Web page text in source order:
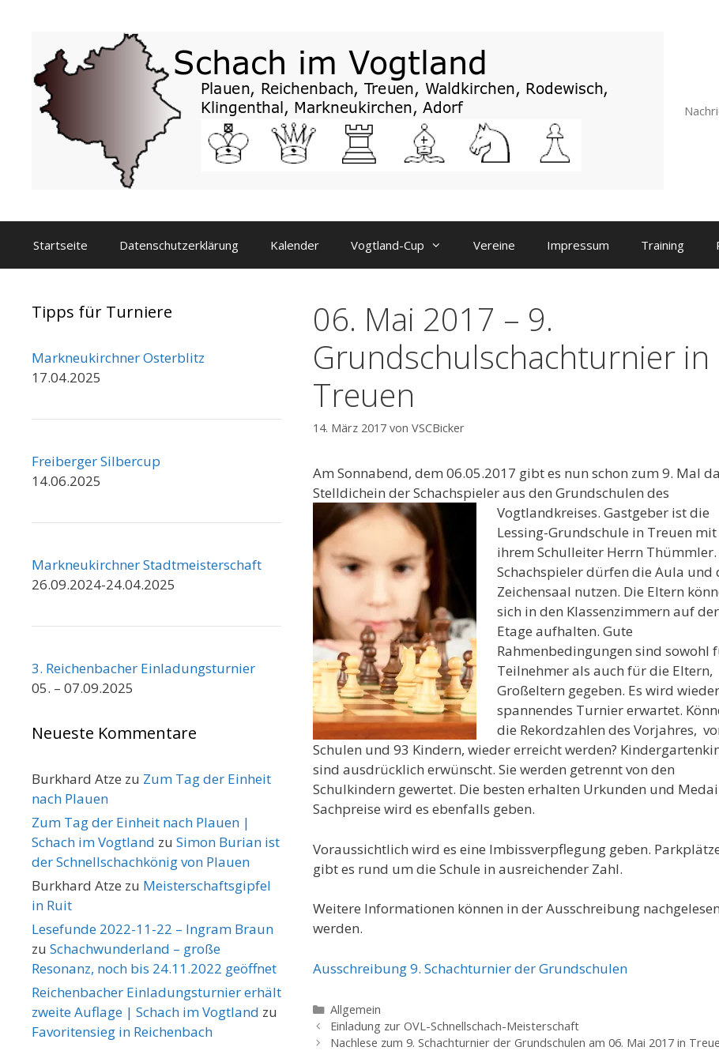
Startseite Datenschutzerklärung Kalender Vogtland-Cup Vereine Impressum Training
06. Mai 2017 – 9.
Grundschulschachturnier in
Treuen
14. März 2017 von VSCBicker
Am Sonnabend, dem 06.05.2017 gibt es nun schon zum 9. Mal
Stelldichein der Schachspieler aus den Grundschulen des
Vogtlandkreises. Gastgeber ist die
Lessing-Grundschule in Treuen mit
ihrem Schulleiter Herrn Thümmler.
Schachspieler dürfen die Aula und
Zeichensaal nutzen. Die Eltern
sich in den Klassenzimmern auf der
Etage aufhalten. Gute
Rahmenbedingungen sind sowohl
Teilnehmer als auch für die Eltern,
Großeltern gegeben. Es wird
spannendes Turnier erwartet.
die Rekordzahlen des Vorjahres,
Schulen und 93 Kindern, wieder erreicht werden?
sind ausdrücklich erwünscht. Sie werden getrennt von den
Schulkindern gewertet. Die besten erhalten Urkunden und
Sachpreise wird es ebenfalls geben.
Voraussichtlich wird es eine Imbissverpflegung geben.
gibt es rund um die Schule in ausreichender Zahl.
Weitere Informationen können in der Ausschreibung nachgelesen
werden.
Ausschreibung 9. Schachturnier der Grundschulen
Kategorien
Allgemein
Einladung zur OVL-Schnellschach-Meisterschaft
Nachlese zum 9. Schachturnier der Grundschulen am 06. Mai 2017 in
Tipps für Turniere
Markneukirchner Osterblitz
17.04.2025
Freiberger Silbercup
14.06.2025
Markneukirchner Stadtmeisterschaft
26.09.2024-24.04.2025
3. Reichenbacher Einladungsturnier
05. – 07.09.2025
Neueste Kommentare
Burkhard Atze zu Zum Tag der Einheit
nach Plauen
Zum Tag der Einheit nach Plauen |
Schach im Vogtland zu Simon Burian ist
der Schnellschachkönig von Plauen
Burkhard Atze zu Meisterschaftsgipfel
in Ruit
Lesefunde 2022-11-22 – Ingram Braun
zu Schachwunderland – große
Resonanz, noch bis 24.11.2022 geöffnet
Reichenbacher Einladungsturnier erhält
zweite Auflage | Schach im Vogtland zu
Favoritensieg in Reichenbach